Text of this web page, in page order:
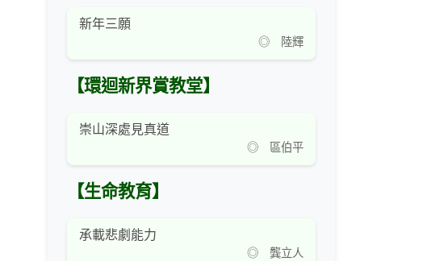
新年三願
◎ 陸輝
【環迴新界賞教堂】
崇山深處見真道
◎ 區伯平
【生命教育】
承載悲劇能力
◎ 龔立人